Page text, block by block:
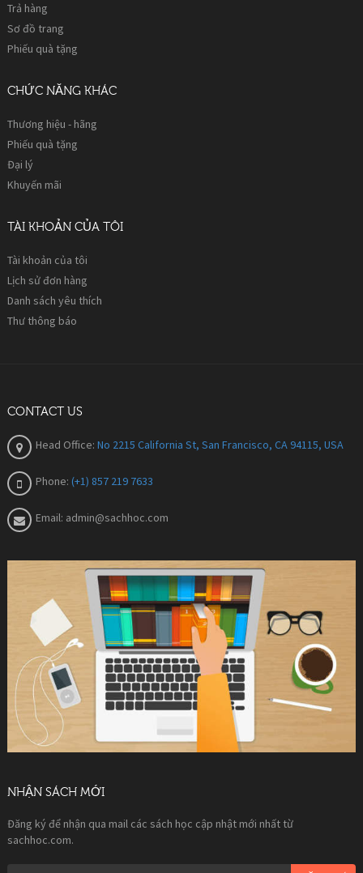
Trả hàng
Sơ đồ trang
Phiếu quà tặng
CHỨC NĂNG KHÁC
Thương hiệu - hãng
Phiếu quà tặng
Đại lý
Khuyến mãi
TÀI KHOẢN CỦA TÔI
Tài khoản của tôi
Lịch sử đơn hàng
Danh sách yêu thích
Thư thông báo
CONTACT US
Head Office: No 2215 California St, San Francisco, CA 94115, USA
Phone: (+1) 857 219 7633
Email: admin@sachhoc.com
NHẬN SÁCH MỚI
Đăng ký để nhận qua mail các sách học cập nhật mới nhất từ
sachhoc.com.